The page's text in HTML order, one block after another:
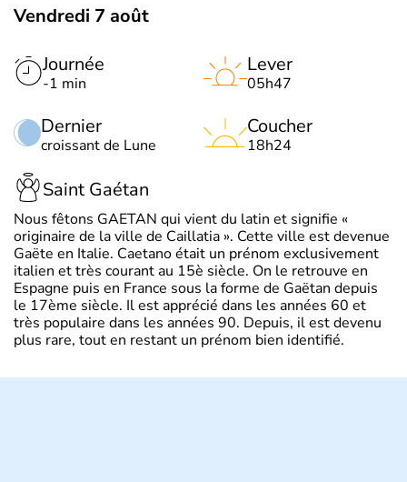
Vendredi 7 août
Journée
-1 min
Dernier
croissant de Lune
Lever
05h47
Coucher
18h24
Saint Gaétan
Nous fêtons GAETAN qui vient du latin et signifie «
originaire de la ville de Caillatia ». Cette ville est devenue
Gaëte en Italie. Caetano était un prénom exclusivement
italien et très courant au 15è siècle. On le retrouve en
Espagne puis en France sous la forme de Gaëtan depuis
le 17ème siècle. Il est apprécié dans les années 60 et
très populaire dans les années 90. Depuis, il est devenu
plus rare, tout en restant un prénom bien identifié.